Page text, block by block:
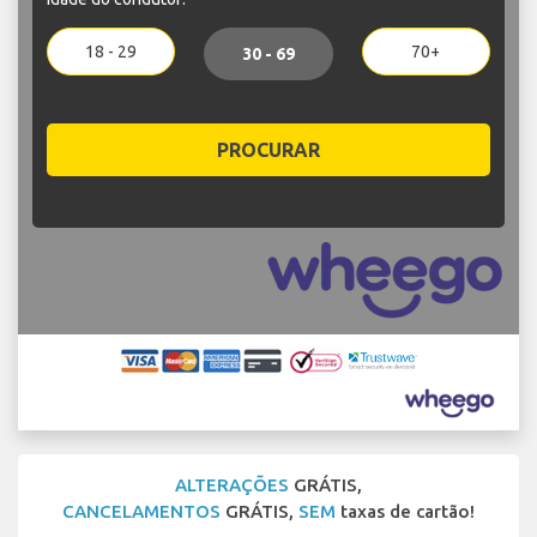
18 - 29 30 - 69 70+
PROCURAR
ALTERAÇÕES GRÁTIS,
CANCELAMENTOS GRÁTIS, SEM taxas de cartão!